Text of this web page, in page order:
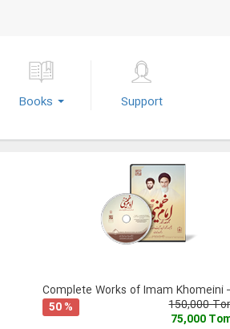
Books Support
Complete Works of Imam Khomeini –
150,000
50 %
75,000